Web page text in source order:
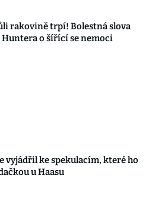
rakovině trpí! Bolestná slova
Huntera o šířící se nemoci
vyjádřil ke spekulacím, které ho
u Haasu